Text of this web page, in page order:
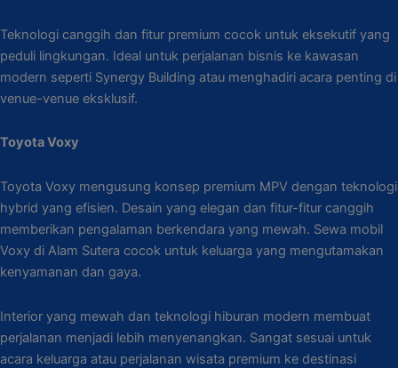
Teknologi canggih dan fitur premium cocok untuk eksekutif yang
peduli lingkungan. Ideal untuk perjalanan bisnis ke kawasan
modern seperti Synergy Building atau menghadiri acara penting di
venue-venue eksklusif.
Toyota Voxy
Toyota Voxy mengusung konsep premium MPV dengan teknologi
hybrid yang efisien. Desain yang elegan dan fitur-fitur canggih
memberikan pengalaman berkendara yang mewah. Sewa mobil
Voxy di Alam Sutera cocok untuk keluarga yang mengutamakan
kenyamanan dan gaya.
Interior yang mewah dan teknologi hiburan modern membuat
perjalanan menjadi lebih menyenangkan. Sangat sesuai untuk
acara keluarga atau perjalanan wisata premium ke destinasi